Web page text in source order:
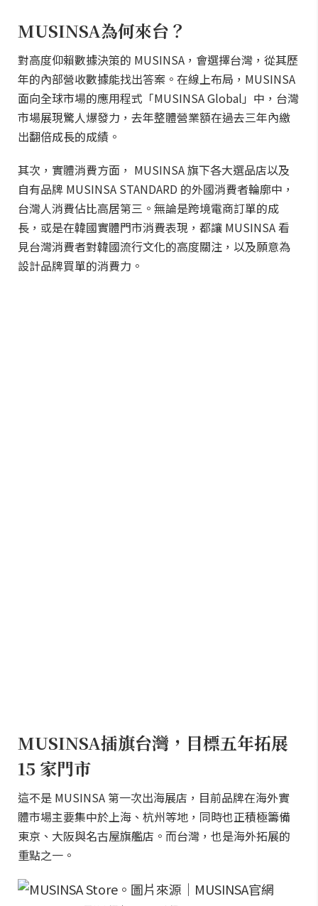
MUSINSA為何來台？
對高度仰賴數據決策的 MUSINSA，會選擇台灣，從其歷
年的內部營收數據能找出答案。在線上布局，MUSINSA
面向全球市場的應用程式「MUSINSA Global」中，台灣
市場展現驚人爆發力，去年整體營業額在過去三年內繳
出翻倍成長的成績。
其次，實體消費方面， MUSINSA 旗下各大選品店以及
自有品牌 MUSINSA STANDARD 的外國消費者輪廓中，
台灣人消費佔比高居第三。無論是跨境電商訂單的成
長，或是在韓國實體門市消費表現，都讓 MUSINSA 看
見台灣消費者對韓國流行文化的高度關注，以及願意為
設計品牌買單的消費力。
MUSINSA插旗台灣，目標五年拓展
15 家門市
這不是 MUSINSA 第一次出海展店，目前品牌在海外實
體市場主要集中於上海、杭州等地，同時也正積極籌備
東京、大阪與名古屋旗艦店。而台灣，也是海外拓展的
重點之一。